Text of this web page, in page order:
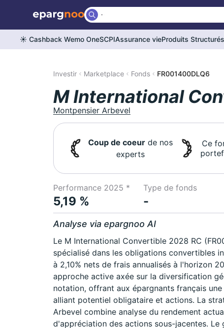
☀️ Cashback Wemo OneSCPIAssurance vieProduits
Investir Marketplace Fonds FR001400DLQ6
M International
Montpensier Arbevel
Coup de coeurde nos
experts
Ce
Performance 2025 *
5,19 %
Type de fonds
-
Analyse via epargnoo AI
Le M International Convertible 2028 RC
spécialisé dans les obligations convertibles
à 2,10% nets de frais annualisés à l'horizon
approche active axée sur la diversification
notation, offrant aux épargnants français
alliant potentiel obligataire et actions. La
Arbevel combine analyse du rendement
d'appréciation des actions sous-jacentes.